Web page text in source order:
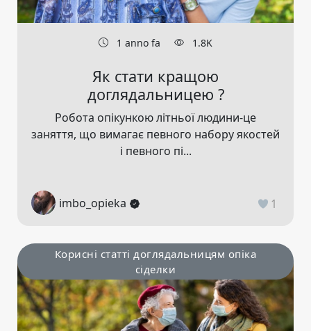
1 anno fa 1.8K
Як стати кращою
доглядальницею ?
Робота опікункою літньої людини-це
заняття, що вимагає певного набору якостей
і певного пі...
imbo_opieka 1
Корисні статті доглядальницям опіка
сіделки